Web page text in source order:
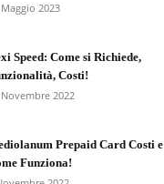
2023
Speed: Come si Richiede,
Costi!
Novembre 2022
Prepaid Card Costi e
Funziona!